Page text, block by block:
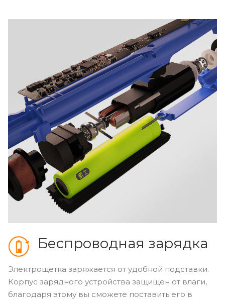
Беспроводная зарядка
Электрощетка заряжается от удобной подставки.
Корпус зарядного устройства защищен от влаги,
благодаря этому вы сможете поставить его в